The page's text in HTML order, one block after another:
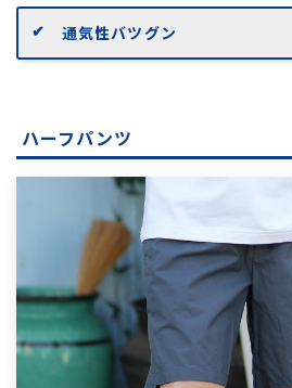
通気性バツグン
ハーフパンツ